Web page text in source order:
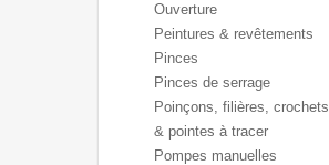
Ouverture
Peintures & revêtements
Pinces
Pinces de serrage
Poinçons, filières, crochets
& pointes à tracer
Pompes manuelles